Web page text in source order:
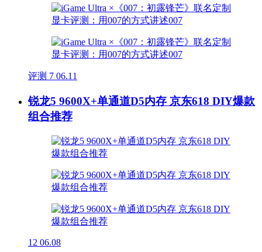
评测 7 06.11
锐龙5 9600X+单通道D5内存 京东618 DIY爆款
组合推荐
12 06.08